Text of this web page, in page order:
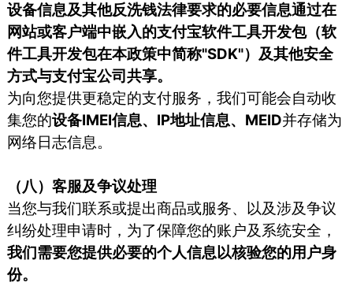
设备信息及其他反洗钱法律要求的必要信息通过在
网站或客户端中嵌入的支付宝软件工具开发包（软
件工具开发包在本政策中简称"SDK"）及其他安全
方式与支付宝公司共享。
为向您提供更稳定的支付服务，我们可能会自动收
集您的设备IMEI信息、IP地址信息、MEID并存储为
网络日志信息。
（八）客服及争议处理
当您与我们联系或提出商品或服务、以及涉及争议
纠纷处理申请时，为了保障您的账户及系统安全，
我们需要您提供必要的个人信息以核验您的用户身
份。